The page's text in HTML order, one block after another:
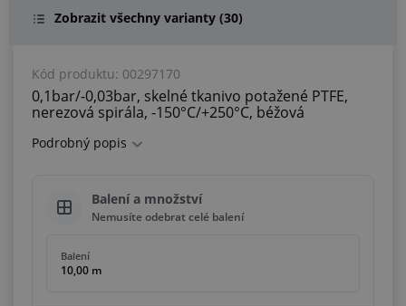
Zobrazit všechny varianty (30)
Kód produktu: 00297170
0,1bar/-0,03bar, skelné tkanivo potažené PTFE,
nerezová spirála, -150°C/+250°C, béžová
Podrobný popis
Balení a množství
Nemusíte odebrat celé balení
Balení
10,00 m